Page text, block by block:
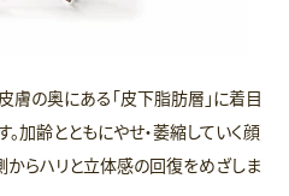
膚の奥にある「皮下脂肪層」に着目
。加齢とともにやせ・萎縮していく顔
からハリと立体感の回復をめざしま